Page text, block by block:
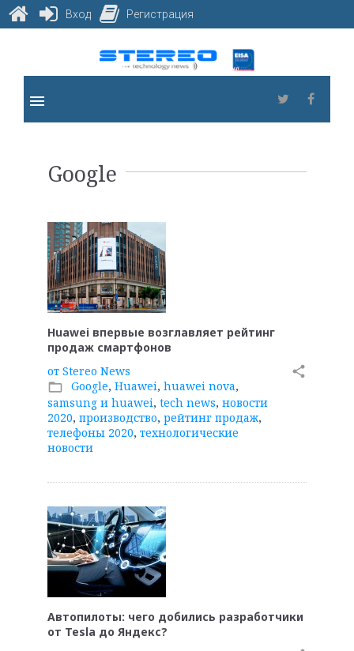
content
Twitter
menu
Google
Google
Huawei впервые возглавляет рейтинг
продаж смартфонов
от Stereo News
folder_open Google, Huawei, huawei nova,
samsung и huawei, tech news, новости
2020, производство, рейтинг продаж,
телефоны 2020, технологические
новости
share
Автопилоты: чего добились разработчики
от Tesla до Яндекс?
Вход Регистрация